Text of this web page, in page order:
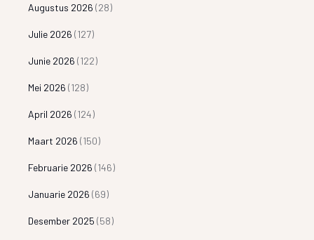
Augustus 2026 (28)
Julie 2026 (127)
Junie 2026 (122)
Mei 2026 (128)
April 2026 (124)
Maart 2026 (150)
Februarie 2026 (146)
Januarie 2026 (69)
Desember 2025 (58)